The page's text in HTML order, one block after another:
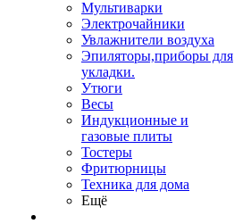
Мультиварки
Электрочайники
Увлажнители воздуха
Эпиляторы,приборы для
укладки.
Утюги
Весы
Индукционные и
газовые плиты
Тостеры
Фритюрницы
Техника для дома
Ещё